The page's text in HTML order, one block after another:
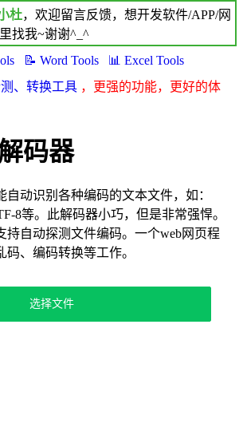
杜，欢迎留言反馈，想开发软件/APP/网
找我~谢谢^_^
📝 Word Tools
📊 Excel Tools
、转换工具 ，更强的功能，更好的体
码器
自动识别各种编码的文本文件，如：
8等。此解码器小巧，但是非常强悍。
持自动探测文件编码。一个web网页程
、编码转换等工作。
选择文件